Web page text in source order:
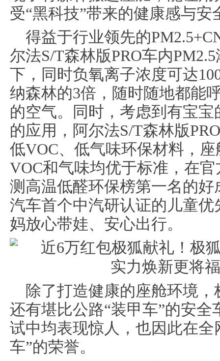
受“黑科技”带来的健康感与安
得益于行业领先的
尔法S/T森林版PRO车内
下，同时负氧离子浓度可达
纳森林的3倍，随时随地都能
的空气。同时，考虑到有宝
的应用，阿尔法S/T森林版
低VOC、低气味环保材料，
VOC和气味均优于标准，在
测高温低醛环保榜第一名的
汽车首个中汽研认证的儿童
妈放心带娃、安心出行。
除了打造健康的座舱环境，
还有堪比公路“装甲车”的安
试中均表现惊人，也因此在
车”的荣誉。